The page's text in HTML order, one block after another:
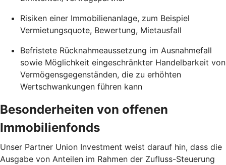
Risiken einer Immobilienanlage, zum Beispiel
Vermietungsquote, Bewertung, Mietausfall
Befristete Rücknahmeaussetzung im Ausnahmefall
sowie Möglichkeit eingeschränkter Handelbarkeit von
Vermögensgegenständen, die zu erhöhten
Wertschwankungen führen kann
Besonderheiten von offenen
Immobilienfonds
Unser Partner Union Investment weist darauf hin, dass die
Ausgabe von Anteilen im Rahmen der Zufluss-Steuerung